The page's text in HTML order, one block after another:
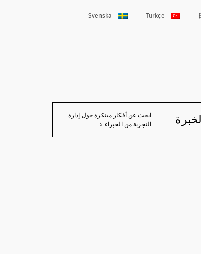
Türkçe
Svenska
ابحث عن أفكار مبتكرة حول إدارة
التجربة من الخبراء